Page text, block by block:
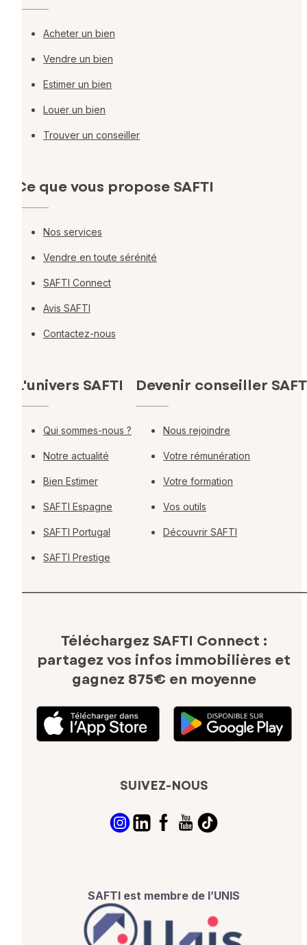
Acheter un bien
Vendre un bien
Estimer un bien
Louer un bien
Trouver un conseiller
Ce que vous propose SAFTI
Nos services
Vendre en toute sérénité
SAFTI Connect
Avis SAFTI
Contactez-nous
L'univers SAFTI
Qui sommes-nous ?
Notre actualité
Bien Estimer
SAFTI Espagne
SAFTI Portugal
SAFTI Prestige
Devenir conseiller
Nous rejoindre
Votre rémunération
Votre formation
Vos outils
Découvrir SAFTI
Téléchargez SAFTI Connect :
partagez vos infos immobilières et
gagnez 875€ en moyenne
SUIVEZ-NOUS
SAFTI est membre de l’UNIS